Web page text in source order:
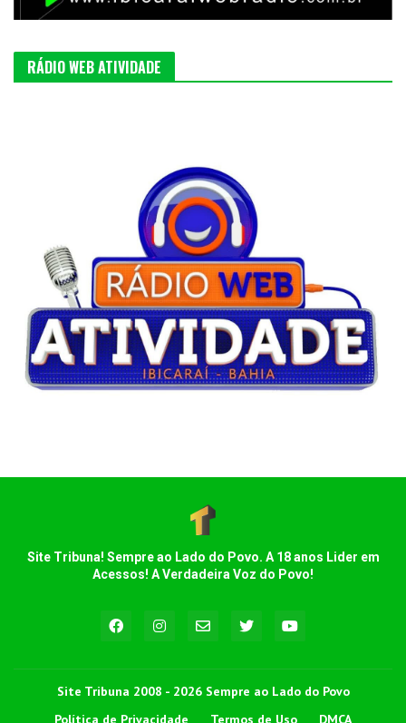
RÁDIO WEB ATIVIDADE
Site Tribuna! Sempre ao Lado do Povo. A 18 anos Lider em
Acessos! A Verdadeira Voz do Povo!
Site Tribuna 2008 - 2026 Sempre ao Lado do Povo